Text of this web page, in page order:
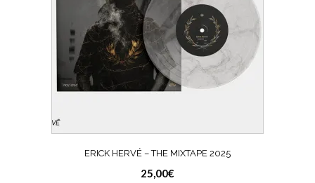
ERICK HERVÉ – THE MIXTAPE 2025
25,00€